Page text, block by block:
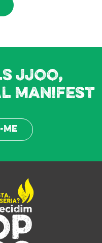
JJOO,
manifest